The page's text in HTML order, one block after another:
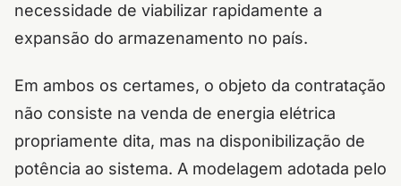
necessidade de viabilizar rapidamente a
expansão do armazenamento no país.
Em ambos os certames, o objeto da contratação
não consiste na venda de energia elétrica
propriamente dita, mas na disponibilização de
potência ao sistema. A modelagem adotada pelo